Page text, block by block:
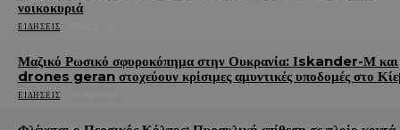
νοικοκυριά
ΕΙΔΉΣΕΙΣ
Μαζικό Ρωσικό σφυροκόπημα στην Ουκρανία: Ιskander-Μ και
drones geran στοχεύουν κρίσιμες αμυντικές υποδομές στο
ΕΙΔΉΣΕΙΣ